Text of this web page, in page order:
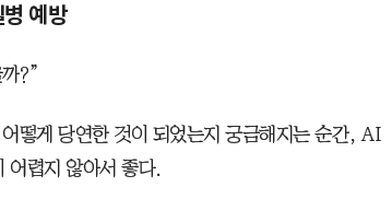
예방
?”
떻게 당연한 것이 되었는지 궁금해지는 순간, AI
어렵지 않아서 좋다.